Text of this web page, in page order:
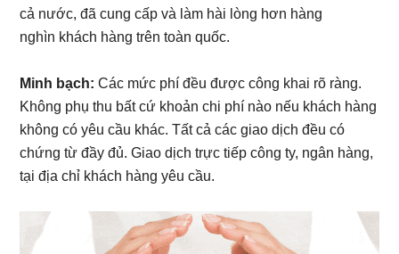
cả nước, đã cung cấp và làm hài lòng hơn hàng
nghìn khách hàng trên toàn quốc.
Minh bạch: Các mức phí đều được công khai rõ ràng.
Không phụ thu bất cứ khoản chi phí nào nếu khách hàng
không có yêu cầu khác. Tất cả các giao dịch đều có
chứng từ đầy đủ. Giao dịch trực tiếp công ty, ngân hàng,
tại địa chỉ khách hàng yêu cầu.